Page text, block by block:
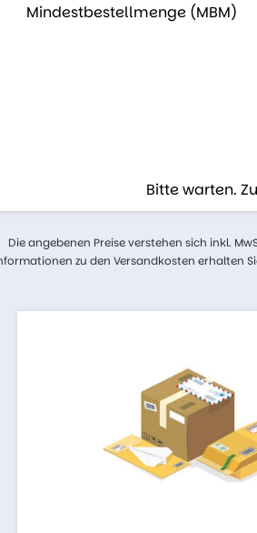
Mindestbestellmenge (MBM)
Bitte warten.
Die angebenen Preise verstehen sich inkl.
zu den Versandkosten erhalten